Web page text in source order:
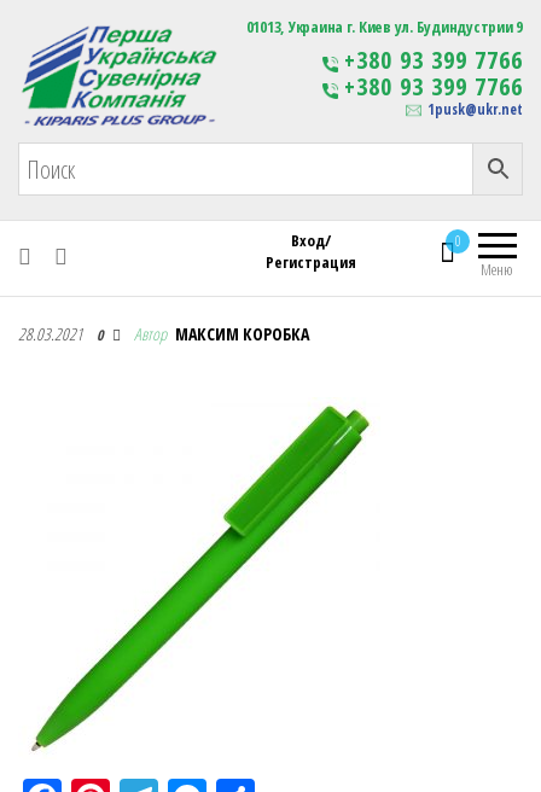
Первая Украинская Сувенирная Компания Изготовление
сувенирной продукции
с логотипом
01013, Украина г. Киев ул. Будиндустрии 9
+380 93 399 7766
+380 93 399 7766
1pusk@ukr.net
Меню
0
Вход/
Регистрация
Первая Украинская Сувенирная Компания
28.03.2021 0 Автор МАКСИМ КОРОБКА